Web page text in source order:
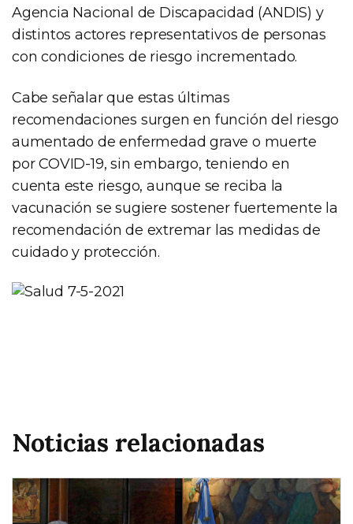
Agencia Nacional de Discapacidad (ANDIS) y
distintos actores representativos de personas
con condiciones de riesgo incrementado.
Cabe señalar que estas últimas
recomendaciones surgen en función del riesgo
aumentado de enfermedad grave o muerte
por COVID-19, sin embargo, teniendo en
cuenta este riesgo, aunque se reciba la
vacunación se sugiere sostener fuertemente la
recomendación de extremar las medidas de
cuidado y protección.
Noticias relacionadas